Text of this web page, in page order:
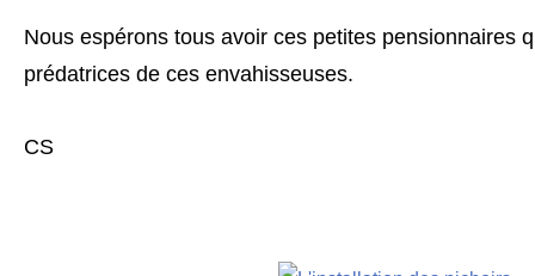
Nous espérons tous avoir ces petites pensionnaires
prédatrices de ces envahisseuses.
CS